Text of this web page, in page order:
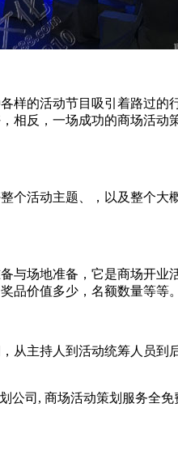
样的活动节目吸引着路过
相反，一场成功的商场活
个活动主题、，以及整个
与场地准备，它是商场开
品价值多少，名额数量等等
从主持人到活动统筹人员
公司, 商场活动策划服务全免